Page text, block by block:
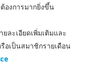
องการมากยิ่งขึ้น
ละเอียดเพิ่มเติมและ
อเป็นสมาชิกรายเดือน